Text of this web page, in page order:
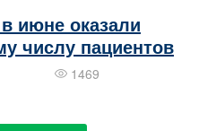
июне оказали
числу пациентов
1469